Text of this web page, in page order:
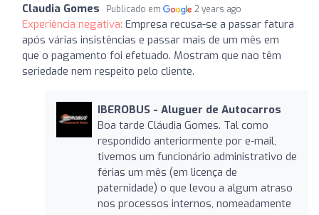
Claudia Gomes Publicado em 2 years ago
Experiência negativa: Empresa recusa-se a passar fatura
após várias insistências e passar mais de um mês em
que o pagamento foi efetuado. Mostram que nao têm
seriedade nem respeito pelo cliente.
IBEROBUS - Aluguer de Autocarros
Boa tarde Cláudia Gomes. Tal como
respondido anteriormente por e-mail,
tivemos um funcionário administrativo de
férias um mês (em licença de
paternidade) o que levou a algum atraso
nos processos internos, nomeadamente